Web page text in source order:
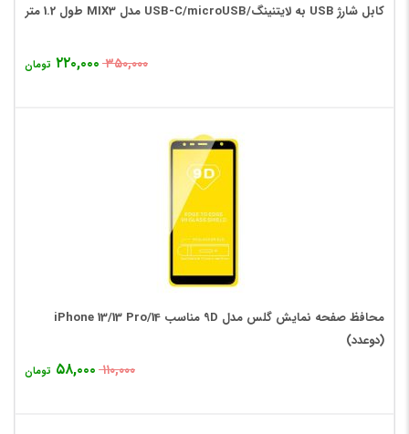
کابل شارژ USB به لایتنینگ/USB-C/microUSB مدل MIX3 طول 1.2 متر
۳۵۰,۰۰۰ ۲۲۰,۰۰۰ تومان
محافظ صفحه نمایش گلس مدل 9D مناسب iPhone 13/13 Pro/14
(دوعدد)
۱۱۰,۰۰۰ ۵۸,۰۰۰ تومان